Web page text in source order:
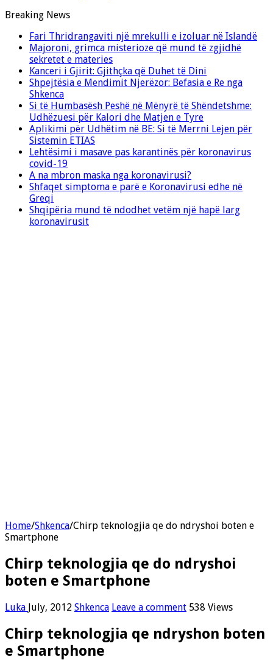
Breaking News
Fari Thridrangaviti një mrekulli e izoluar në Islandë
Majoroni, grimca misterioze që mund të zgjidhë
sekretet e materies
Kanceri i Gjirit: Gjithçka që Duhet të Dini
Shpejtësia e Mendimit Njerëzor: Befasia e Re nga
Shkenca
Si të Humbasësh Peshë në Mënyrë të Shëndetshme:
Udhëzuesi për Kalori dhe Matjen e Tyre
Aplikimi për Udhëtim në BE: Si të Merrni Lejen për
Sistemin ETIAS
Lehtësimi i masave pas karantinës për koronavirus
covid-19
A na mbron maska nga koronavirusi?
Shfaqet simptoma e parë e Koronavirusi edhe në
Greqi
Shqipëria mund të ndodhet vetëm një hapë larg
koronavirusit
Home/Shkenca/Chirp teknologjia qe do ndryshoi boten e
Smartphone
Chirp teknologjia qe do ndryshoi
boten e Smartphone
Luka July, 2012 Shkenca Leave a comment 538 Views
Chirp teknologjia qe ndryshon boten
e Smartphone